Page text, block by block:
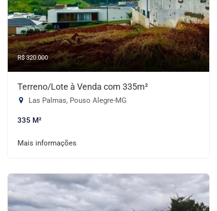
R$ 320.000
Terreno/Lote à Venda com 335m²
Las Palmas, Pouso Alegre-MG
335 M²
Mais informações